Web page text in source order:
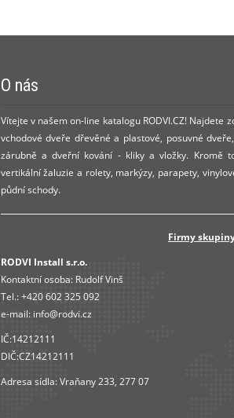
O nás
Vítejte v našem on-line katalogu RODVI.CZ!
vchodové dveře dřevěné a plastové, posuvné
zárubně a dveřní kování - kliky a vložky. Kromě
vertikální žaluzie a rolety, markýzy, parapety,
půdní schody.
Firmy
RODVI Install s.r.o.
Kontaktní osoba:Rudolf Vinš
Tel.:+420 602 325 092
e-mail: info@rodvi.cz
IČ:14212111
DIČ:CZ14212111
Adresa sídla: Vraňany 233, 277 07